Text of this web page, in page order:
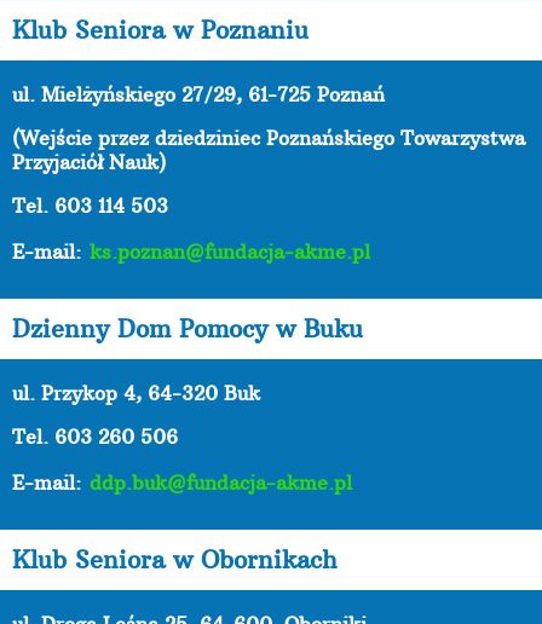
Klub Seniora w Poznaniu
ul. Mielżyńskiego 27/29, 61-725 Poznań
(Wejście przez dziedziniec Poznańskiego Towarzystwa
Przyjaciół Nauk)
Tel. 603 114 503
E-mail: ks.poznan@fundacja-akme.pl
Dzienny Dom Pomocy w Buku
ul. Przykop 4, 64-320 Buk
Tel. 603 260 506
E-mail: ddp.buk@fundacja-akme.pl
Klub Seniora w Obornikach